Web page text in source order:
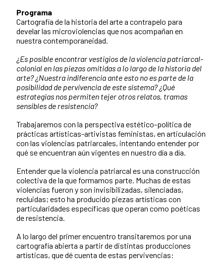
Programa
Cartografía de la historia del arte a contrapelo para
develar las microviolencias que nos acompañan en
nuestra contemporaneidad.
¿Es posible encontrar vestigios de la violencia patriarcal-
colonial en las piezas omitidas a lo largo de la historia del
arte? ¿Nuestra indiferencia ante esto no es parte de la
posibilidad de pervivencia de este sistema? ¿Qué
estrategias nos permiten tejer otros relatos, tramas
sensibles de resistencia?
Trabajaremos con la perspectiva estético-política de
prácticas artísticas-artivistas feministas, en articulación
con las violencias patriarcales, intentando entender por
qué se encuentran aún vigentes en nuestro día a día.
Entender que la violencia patriarcal es una construcción
colectiva de la que formamos parte. Muchas de estas
violencias fueron y son invisibilizadas, silenciadas,
recluidas; esto ha producido piezas artísticas con
particularidades específicas que operan como poéticas
de resistencia.
A lo largo del primer encuentro transitaremos por una
cartografía abierta a partir de distintas producciones
artísticas, que dé cuenta de estas pervivencias: